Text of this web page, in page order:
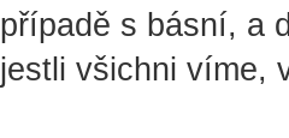
případě s básní, a
jestli všichni víme,